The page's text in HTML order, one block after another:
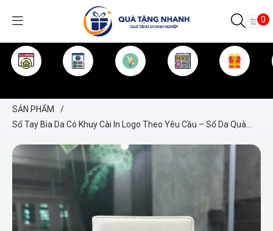
0
SẢN PHẨM
/
Sổ Tay Bìa Da Có Khuy Cài In Logo Theo Yêu Cầu – Sổ Da Quà